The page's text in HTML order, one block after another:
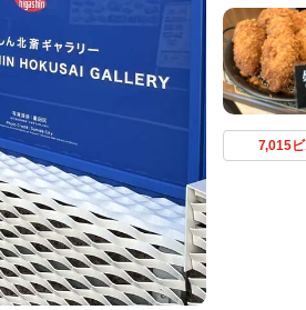
7,015